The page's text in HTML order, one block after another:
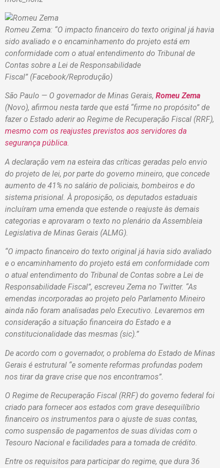
Romeu Zema: “O impacto financeiro do texto original já havia
sido avaliado e o encaminhamento do projeto está em
conformidade com o atual entendimento do Tribunal de
Contas sobre a Lei de Responsabilidade
Fiscal” (Facebook/Reprodução)
São Paulo — O governador de Minas Gerais, Romeu Zema
(Novo), afirmou nesta tarde que está “firme no propósito” de
fazer o Estado aderir ao Regime de Recuperação Fiscal (RRF),
mesmo com os reajustes previstos aos servidores da
segurança pública.
A declaração vem na esteira das críticas geradas pelo envio
do projeto de lei, por parte do governo mineiro, que concede
aumento de 41% no salário de policiais, bombeiros e do
sistema prisional. À proposição, os deputados estaduais
incluíram uma emenda que estende o reajuste às demais
categorias e aprovaram o texto no plenário da Assembleia
Legislativa de Minas Gerais (ALMG).
“O impacto financeiro do texto original já havia sido avaliado
e o encaminhamento do projeto está em conformidade com
o atual entendimento do Tribunal de Contas sobre a Lei de
Responsabilidade Fiscal”, escreveu Zema no Twitter. “As
emendas incorporadas ao projeto pelo Parlamento Mineiro
ainda não foram analisadas pelo Executivo. Levaremos em
consideração a situação financeira do Estado e a
constitucionalidade das mesmas (sic).”
De acordo com o governador, o problema do Estado de Minas
Gerais é estrutural “e somente reformas profundas podem
nos tirar da grave crise que nos encontramos”.
O Regime de Recuperação Fiscal (RRF) do governo federal foi
criado para fornecer aos estados com grave desequilíbrio
financeiro os instrumentos para o ajuste de suas contas,
como suspensão de pagamentos de suas dívidas com o
Tesouro Nacional e facilidades para a tomada de crédito.
Entre os requisitos para participar do regime, que dura 36